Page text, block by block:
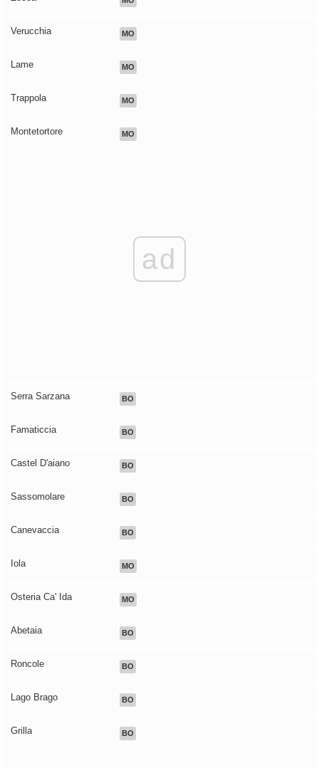
Verucchia MO
Lame MO
Trappola MO
Montetortore MO
ad
Serra Sarzana BO
Famaticcia BO
Castel D'aiano BO
Sassomolare BO
Canevaccia BO
Iola MO
Osteria Ca' Ida MO
Abetaia BO
Roncole BO
Lago Brago BO
Grilla BO